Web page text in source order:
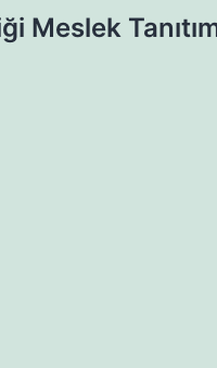
Meslek